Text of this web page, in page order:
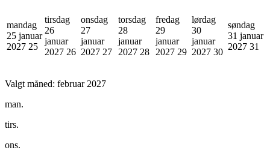
mandag
25 januar
2027 25
tirsdag
26
januar
2027 26
onsdag
27
januar
2027 27
torsdag
28
januar
2027 28
fredag
29
januar
2027 29
lørdag
30
januar
2027 30
søndag
31 januar
2027 31
Valgt måned: februar 2027
man.
tirs.
ons.